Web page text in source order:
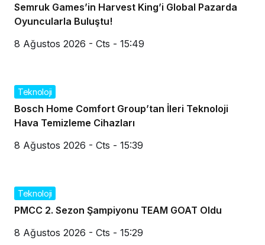
Semruk Games’in Harvest King’i Global Pazarda
Oyuncularla Buluştu!
8 Ağustos 2026 - Cts - 15:49
Teknoloji
Bosch Home Comfort Group’tan İleri Teknoloji
Hava Temizleme Cihazları
8 Ağustos 2026 - Cts - 15:39
Teknoloji
PMCC 2. Sezon Şampiyonu TEAM GOAT Oldu
8 Ağustos 2026 - Cts - 15:29